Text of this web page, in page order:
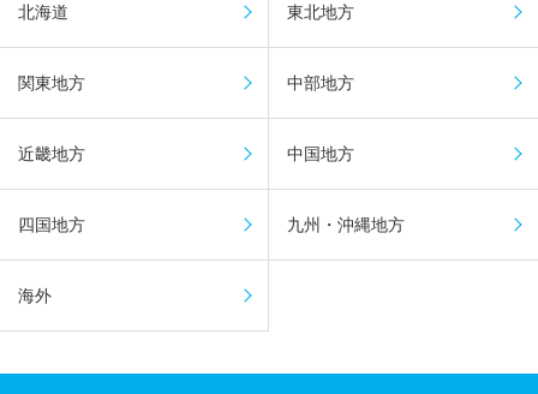
北海道 東北地方
関東地方 中部地方
近畿地方 中国地方
四国地方 九州・沖縄地方
海外